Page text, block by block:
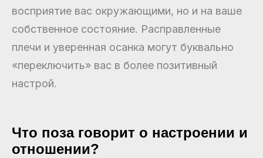
восприятие вас окружающими, но и на ваше
собственное состояние. Расправленные
плечи и уверенная осанка могут буквально
«переключить» вас в более позитивный
настрой.
Что поза говорит о настроении и
отношении?